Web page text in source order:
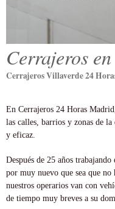
Cerrajeros
Cerrajeros Villaverde 24
En Cerrajeros 24 Horas
las calles, barrios y zonas de
y eficaz.
Después de 25 años
por muy nuevo que sea que no
nuestros operarios van con
de tiempo muy breves a su